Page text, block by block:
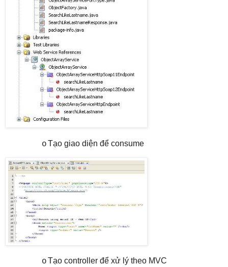
oTạo giao diện để consume
oTạo controller để xử lý theo MVC